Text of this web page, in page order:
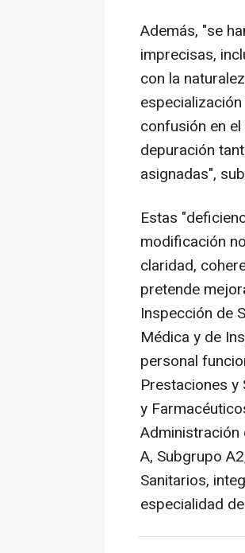
Además, "se
imprecisas,
con la
confusión en
depuración
asignadas",
Estas
modificación
claridad,
pretende
Inspección de
Médica y de
personal
Prestaciones
y
Administración
A, Subgrupo
Sanitarios,
especialidad